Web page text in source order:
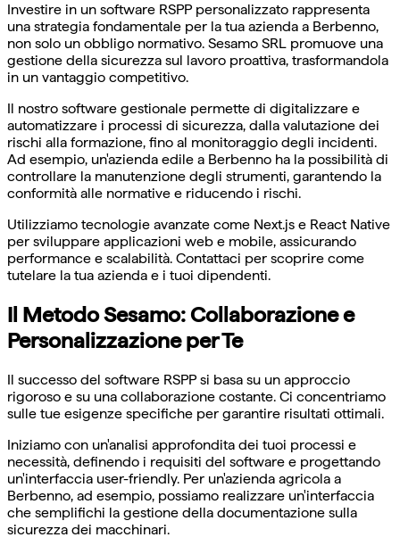
Investire in un software RSPP personalizzato rappresenta
una strategia fondamentale per la tua azienda a Berbenno,
non solo un obbligo normativo. Sesamo SRL promuove una
gestione della sicurezza sul lavoro proattiva, trasformandola
in un vantaggio competitivo.
Il nostro software gestionale permette di digitalizzare e
automatizzare i processi di sicurezza, dalla valutazione dei
rischi alla formazione, fino al monitoraggio degli incidenti.
Ad esempio, un'azienda edile a Berbenno ha la possibilità di
controllare la manutenzione degli strumenti, garantendo la
conformità alle normative e riducendo i rischi.
Utilizziamo tecnologie avanzate come Next.js e React Native
per sviluppare applicazioni web e mobile, assicurando
performance e scalabilità. Contattaci per scoprire come
tutelare la tua azienda e i tuoi dipendenti.
Il Metodo Sesamo: Collaborazione e
Personalizzazione per Te
Il successo del software RSPP si basa su un approccio
rigoroso e su una collaborazione costante. Ci concentriamo
sulle tue esigenze specifiche per garantire risultati ottimali.
Iniziamo con un'analisi approfondita dei tuoi processi e
necessità, definendo i requisiti del software e progettando
un'interfaccia user-friendly. Per un'azienda agricola a
Berbenno, ad esempio, possiamo realizzare un'interfaccia
che semplifichi la gestione della documentazione sulla
sicurezza dei macchinari.